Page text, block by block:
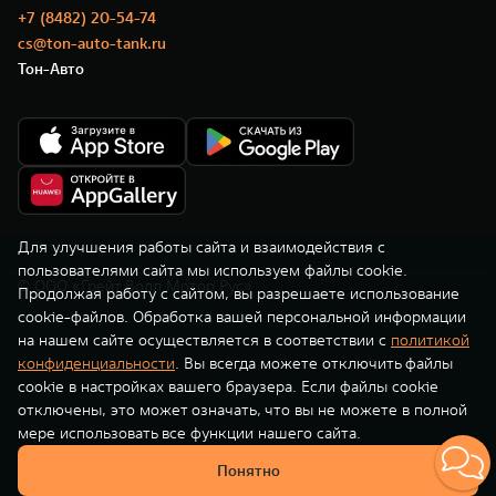
TANK 500
от 6 499 000 ₽ от 10 199 000 ₽
WEY 07
Расширяя границы комфорта
от 6 149 000 ₽
WEY 05
Эстетика нового времени
от 5 699 000 ₽
TANK Финансы
Корпоративным клиентам
TANK ФИНАНСЫ
TANK Кредит
TANK Лизинг
TANK Страхование
Сервис
Специальные предложения
ЦИФРОВЫЕ СЕРВИСЫ TANK
Цифровые сервисы TANK
Подписки
+7 (8482) 20-54-74
cs@ton-auto-tank.ru
Тон-Авто
© ООО «Грейт Волл Мотор Рус»
Для улучшения работы сайта и взаимодействия с
пользователями сайта мы используем файлы cookie.
Продолжая работу с сайтом, вы разрешаете использование
cookie-файлов. Обработка вашей персональной информации
на нашем сайте осуществляется в соответствии с политикой
конфиденциальности. Вы всегда можете отключить файлы
cookie в настройках вашего браузера. Если файлы cookie
отключены, это может означать, что вы не можете в полной
мере использовать все функции нашего сайта.
Понятно